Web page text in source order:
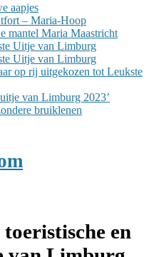
aapjes
– Maria-Hoop
mantel Maria Maastricht
Uitje van Limburg
Uitje van Limburg
op rij uitgekozen tot Leukste
van Limburg 2023’
bruiklenen
en